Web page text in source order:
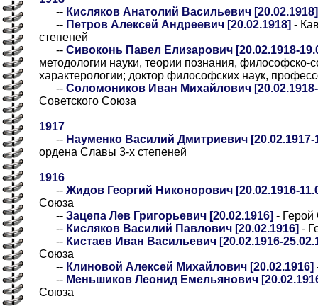
-- Кисляков Анатолий Васильевич [20.02.1918]
-- Петров Алексей Андреевич [20.02.1918] -
степеней
-- Сивоконь Павел Елизарович [20.02.1918-
методологии науки, теории познания,
характерологии; доктор философских наук,
-- Соломоников Иван Михайлович [20.02.1918-
Советского Союза
1917
-- Науменко Василий Дмитриевич [20.02.1917-
ордена Славы 3-х степеней
1916
-- Жидов Георгий Никонорович [20.02.1916-
Союза
-- Зацепа Лев Григорьевич [20.02.1916] - Герой
-- Кисляков Василий Павлович [20.02.1916] -
-- Кистаев Иван Васильевич [20.02.1916-
Союза
-- Клиновой Алексей Михайлович [20.02.1916]
-- Меньшиков Леонид Емельянович
Союза